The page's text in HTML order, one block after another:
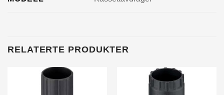
RELATERTE PRODUKTER